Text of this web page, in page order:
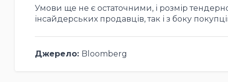
Умови ще не є остаточними, і розмір
інсайдерських продавців, так і з боку
Джерело: Bloomberg